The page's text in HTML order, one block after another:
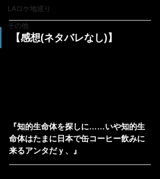
LAロケ地巡り
その他
【感想(ネタバレなし)】
『知的生命体を探しに……いや知的生
命体はたまに日本で缶コーヒー飲みに
来るアンタだｙ、』